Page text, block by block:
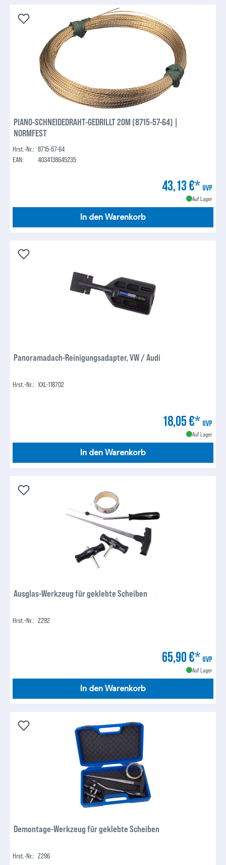
PIANO-SCHNEIDEDRAHT-GEDRILLT 20M (8715-57-64) |
NORMFEST
Hrst.-Nr.: 8715-57-64
EAN:
4034138645235
43,13 €* UVP
Auf Lager
In den Warenkorb
Panoramadach-Reinigungsadapter, VW / Audi
Hrst.-Nr.: XXL-118702
18,05 €* UVP
Auf Lager
In den Warenkorb
Ausglas-Werkzeug für geklebte Scheiben
Hrst.-Nr.: Z292
65,90 €* UVP
Auf Lager
In den Warenkorb
Demontage-Werkzeug für geklebte Scheiben
Hrst.-Nr.: Z296